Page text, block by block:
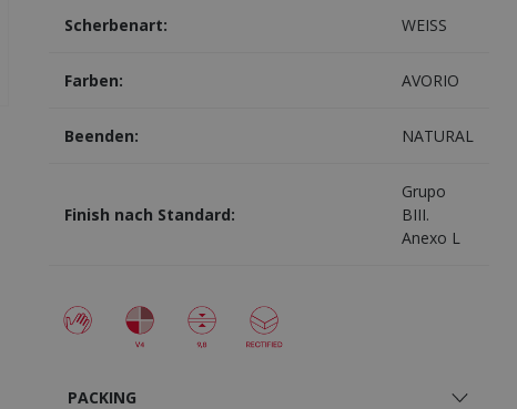
Scherbenart: WEISS
Farben: AVORIO
Beenden: NATURAL
Finish nach Standard:
Grupo
BIII.
Anexo L
PACKING